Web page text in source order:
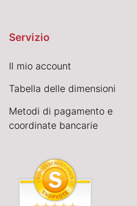
Servizio
Il mio account
Tabella delle dimensioni
Metodi di pagamento e
coordinate bancarie